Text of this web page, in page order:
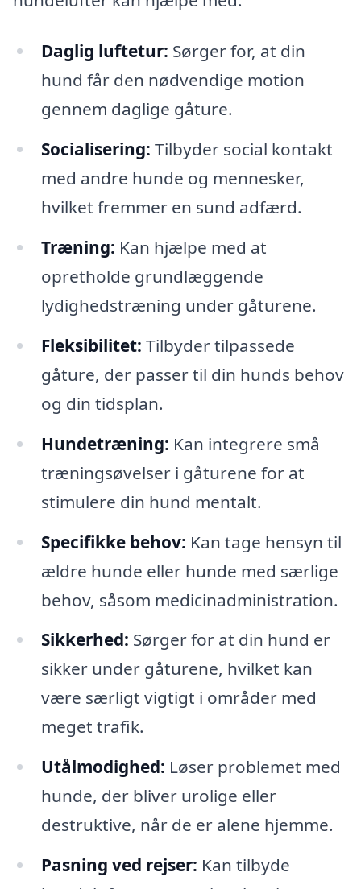
Daglig luftetur: Sørger for, at din
hund får den nødvendige motion
gennem daglige gåture.
Socialisering: Tilbyder social kontakt
med andre hunde og mennesker,
hvilket fremmer en sund adfærd.
Træning: Kan hjælpe med at
opretholde grundlæggende
lydighedstræning under gåturene.
Fleksibilitet: Tilbyder tilpassede
gåture, der passer til din hunds behov
og din tidsplan.
Hundetræning: Kan integrere små
træningsøvelser i gåturene for at
stimulere din hund mentalt.
Specifikke behov: Kan tage hensyn til
ældre hunde eller hunde med særlige
behov, såsom medicinadministration.
Sikkerhed: Sørger for at din hund er
sikker under gåturene, hvilket kan
være særligt vigtigt i områder med
meget trafik.
Utålmodighed: Løser problemet med
hunde, der bliver urolige eller
destruktive, når de er alene hjemme.
Pasning ved rejser: Kan tilbyde